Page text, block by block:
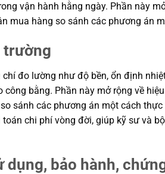
vận hành hằng ngày. Phần này
mua hàng so sánh các phương án
trường
đo lường như độ bền, ổn định
bằng. Phần này mở rộng về
sánh các phương án một cách
chi phí vòng đời, giúp kỹ sư và
bảo hành,